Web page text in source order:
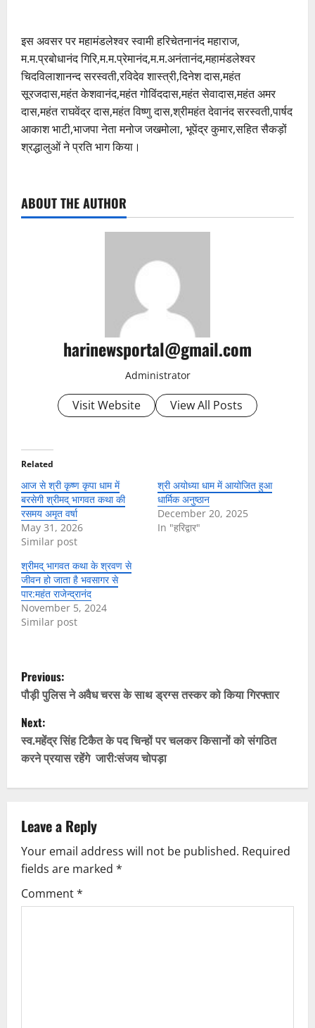
इस अवसर पर महामंडलेश्वर स्वामी हरिचेतनानंद महाराज,
म.म.प्रबोधानंद गिरि,म.म.प्रेमानंद,म.म.अनंतानंद,महामंडलेश्वर
चिदविलाशानन्द सरस्वती,रविदेव शास्त्री,दिनेश दास,महंत
सूरजदास,महंत केशवानंद,महंत गोविंददास,महंत सेवादास,महंत अमर
दास,महंत राघवेंद्र दास,महंत विष्णु दास,श्रीमहंत देवानंद सरस्वती,पार्षद
आकाश भाटी,भाजपा नेता मनोज जखमोला, भूपेंद्र कुमार,सहित सैकड़ों
श्रद्धालुओं ने प्रति भाग किया।
ABOUT THE AUTHOR
harinewsportal@gmail.com
Administrator
Visit Website View All Posts
Related
आज से श्री कृष्ण कृपा धाम में
बरसेगी श्रीमद् भागवत कथा की
रसमय अमृत वर्षा
May 31, 2026
Similar post
श्री अयोध्या धाम में आयोजित हुआ
धार्मिक अनुष्ठान
December 20, 2025
In "हरिद्वार"
श्रीमद् भागवत कथा के श्रवण से
जीवन हो जाता है भवसागर से
पार:महंत राजेन्द्रानंद
November 5, 2024
Similar post
P
o
s
t
n
a
v
i
g
Previous:
पौड़ी पुलिस ने अवैध चरस के साथ ड्रग्स तस्कर को किया गिरफ्तार
Next:
स्व.महेंद्र सिंह टिकैत के पद चिन्हों पर चलकर किसानों को संगठित
करने प्रयास रहेंगे जारी:संजय चोपड़ा
Leave a Reply
Your email address will not be published. Required
fields are marked *
Comment*